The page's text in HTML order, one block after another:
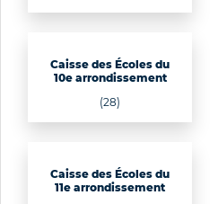
Caisse des Écoles du
10e arrondissement
(28)
Caisse des Écoles du
11e arrondissement